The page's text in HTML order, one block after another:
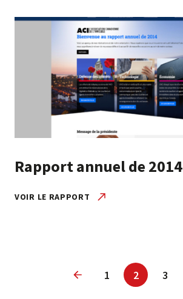
Rapport annuel de 2014
VOIR LE RAPPORT
Précédent
1 2 3